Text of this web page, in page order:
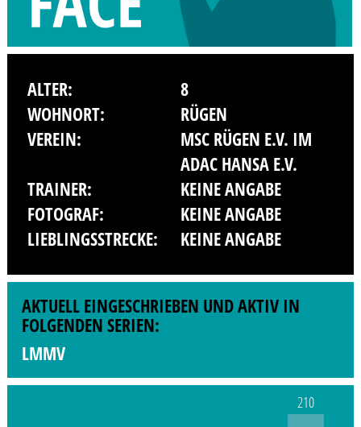
ALTER:
8
WOHNORT:
RÜGEN
VEREIN:
MSC RÜGEN E.V. IM
ADAC HANSA E.V.
TRAINER:
KEINE ANGABE
FOTOGRAF:
KEINE ANGABE
LIEBLINGSSTRECKE:
KEINE ANGABE
AKTUELL EINGESCHRIEBEN UND AKTIV IN
FOLGENDEN SERIEN:
LMMV
210